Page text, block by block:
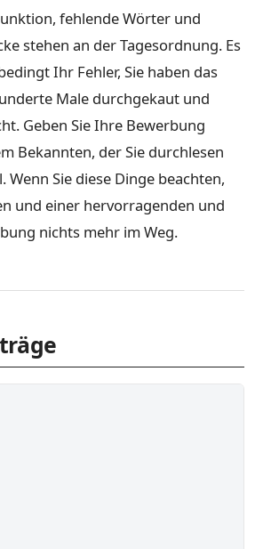
fehlende Wörter und
stehen an der Tagesordnung. Es
Ihr Fehler, Sie haben das
Male durchgekaut und
Geben Sie Ihre Bewerbung
Bekannten, der Sie durchlesen
Sie diese Dinge beachten,
und einer hervorragenden und
nichts mehr im Weg.